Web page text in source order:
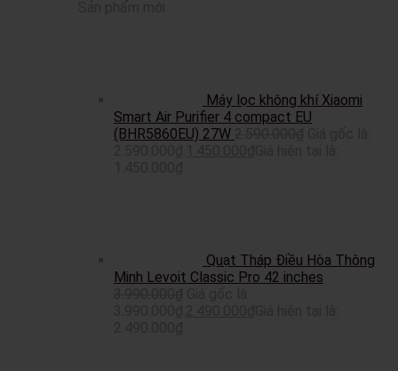
Máy lọc không khí Xiaomi
Smart Air Purifier 4 compact EU
(BHR5860EU) 27W
Quạt Tháp Điều Hòa Thông
Minh Levoit Classic Pro 42 inches